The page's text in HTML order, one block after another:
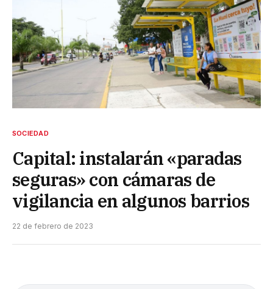
SOCIEDAD
Capital: instalarán «paradas
seguras» con cámaras de
vigilancia en algunos barrios
22 de febrero de 2023